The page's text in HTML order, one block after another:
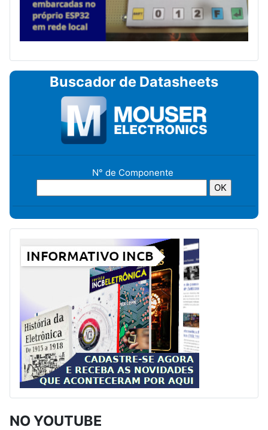
Buscador de Datasheets
N° de Componente
NO YOUTUBE